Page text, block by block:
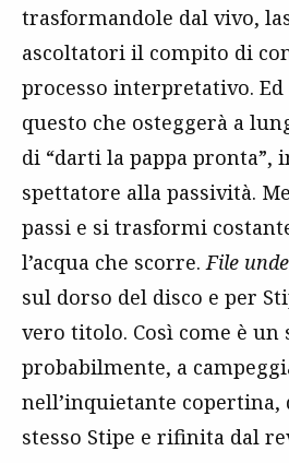
trasformandole dal vivo,
ascoltatori il compito di
processo interpretativo. Ed
questo che osteggerà a
di “darti la pappa pronta”,
spettatore alla passività.
passi e si trasformi
l’acqua che scorre. File
sul dorso del disco e per
vero titolo. Così come è un
probabilmente, a
nell’inquietante copertina,
stesso Stipe e rifinita dal